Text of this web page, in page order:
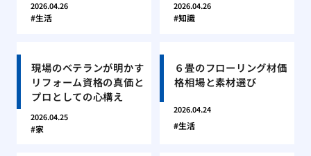
2026.04.26
生活
2026.04.26
知識
現場のベテランが明かす
リフォーム資格の真価と
プロとしての心構え
2026.04.25
家
６畳のフローリング材価
格相場と素材選び
2026.04.24
生活